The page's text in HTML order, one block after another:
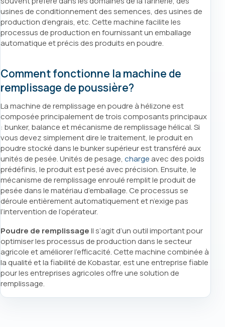
usines de conditionnement des semences, des usines de
production d’engrais, etc. Cette machine facilite les
processus de production en fournissant un emballage
automatique et précis des produits en poudre.
Comment fonctionne la machine de
remplissage de poussière?
La machine de remplissage en poudre à hélizone est
composée principalement de trois composants principaux
: bunker, balance et mécanisme de remplissage hélical. Si
vous devez simplement dire le traitement, le produit en
poudre stocké dans le bunker supérieur est transféré aux
unités de pesée. Unités de pesage, charge avec des poids
prédéfinis, le produit est pesé avec précision. Ensuite, le
mécanisme de remplissage enroulé remplit le produit de
pesée dans le matériau d’emballage. Ce processus se
déroule entièrement automatiquement et n’exige pas
l’intervention de l’opérateur.
Poudre de remplissageIl s’agit d’un outil important pour
optimiser les processus de production dans le secteur
agricole et améliorer l’efficacité. Cette machine combinée à
la qualité et la fiabilité de Kobastar, est une entreprise fiable
pour les entreprises agricoles offre une solution de
remplissage.